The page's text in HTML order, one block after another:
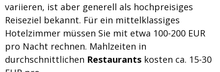
variieren, ist aber generell als hochpreisiges
Reiseziel bekannt. Für ein mittelklassiges
Hotelzimmer müssen Sie mit etwa 100-200 EUR
pro Nacht rechnen. Mahlzeiten in
durchschnittlichen Restaurants kosten ca. 15-30